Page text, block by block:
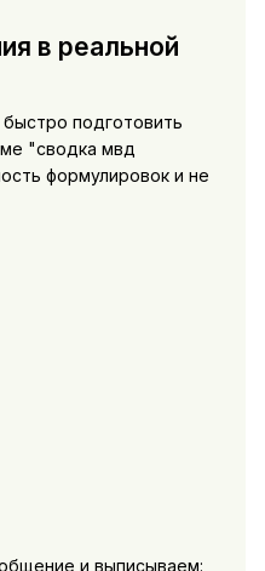
в реальной
подготовить
"сводка мвд
формулировок и не
и выписываем: